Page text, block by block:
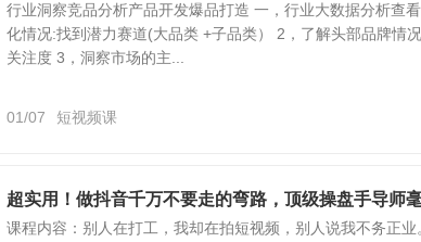
行业洞察竞品分析产品开发爆品打造 一，行业大数据分析查
化情况:找到潜力赛道(大品类 +子品类） 2，了解头部品牌情
关注度 3，洞察市场的主...
01/07 短视频课
超实用！做抖音千万不要走的弯路，顶级操盘手导师
课程内容：别人在打工，我却在拍短视频，别人说我不务正